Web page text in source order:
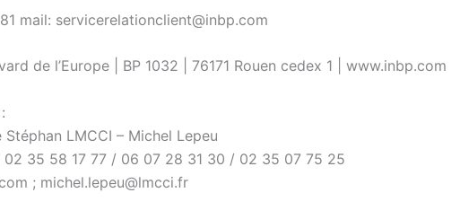
mail: servicerelationclient@inbp.com
de l’Europe | BP 1032 | 76171 Rouen cedex 1 | www.inbp.com
Stéphan LMCCI – Michel Lepeu
35 58 17 77 / 06 07 28 31 30 / 02 35 07 75 25
; michel.lepeu@lmcci.fr